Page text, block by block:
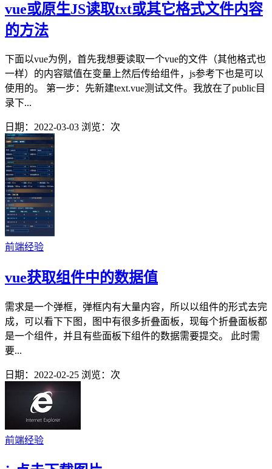
vue或原生JS读取txt或其它格式文件内容
的方法
下面以vue为例，首先我想要读取一个vue的文件（其他格式也
一样）的内容赋值在变量上然后传给组件，js参考下也是可以
使用的。 第一步：先新建text.vue测试文件。我放在了public目
录下...
日期：2022-03-03 浏览： 次
前端经验
vue获取组件中的数据值
需求是一个弹框，弹框内有大量内容，所以以组件的形式去完
成，可以看下下图，图中有很多折叠面板，现每个折叠面板都
是一个组件，并且有些面板下组件的数据需要提交。 此时需
要...
日期：2022-02-25 浏览： 次
前端经验